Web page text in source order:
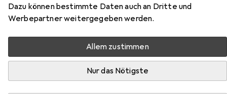
Dazu können bestimmte Daten auch an Dritte und
Werbepartner weitergegeben werden.
Allem zustimmen
Nur das Nötigste
Hier findest du passendes Zubehör zum Produkt Meindl
Outdoorschuhe aus den Kategorien Schuhpflegemittel
und Schuhlöffel.
Schuhpflegemittel Schuhlöffel